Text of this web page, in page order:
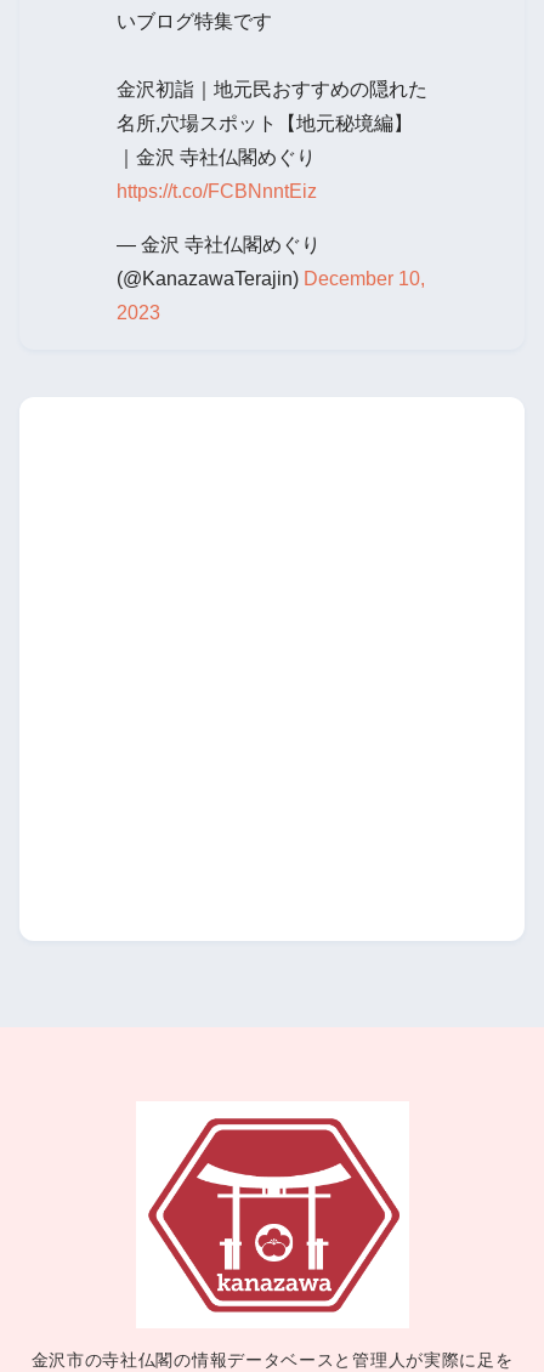
いブログ特集です
金沢初詣｜地元民おすすめの隠れた
名所,穴場スポット【地元秘境編】
｜金沢 寺社仏閣めぐり
https://t.co/FCBNnntEiz
— 金沢 寺社仏閣めぐり
(@KanazawaTerajin) December 10,
2023
金沢市の寺社仏閣の情報データベースと管理人が実際に足を